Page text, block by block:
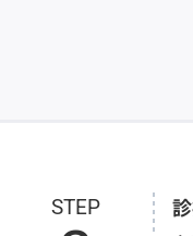
STEP